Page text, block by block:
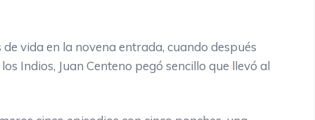
vida en la novena entrada, cuando después
Indios, Juan Centeno pegó sencillo que llevó al